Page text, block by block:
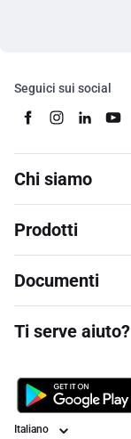
Seguici sui social
Chi siamo
Prodotti
Documenti
Ti serve aiuto?
Lingua